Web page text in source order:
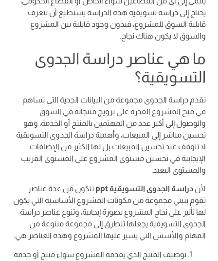
يحتاج إلى دراسة تسويقية هذه الدراسة يستطيع أن تتعرف
قابلية السوق للمشروع، فبدون وجود قابلية بين المشروع
والسوق لا يكون هناك نجاح.
ما هي عناصر دراسة الجدوى
التسويقية؟
تقدم دراسة الجدوى مجموعة من البيانات الجدية التي تساهم
في منح المشروع القدرة على ترويج منتجاته في السوق
والوصول إلى أكبر عدد من المهتمين بالمنتج أو الخدمة، وهو
تحسين مباشر إلى المبيعات، وأهمية دراسة الجدوى التسويقية
لا تتوقف عند تحسين المبيعات بل لها الكثير من الإضافات
الإيجابية في تحسين مستوى المشروع على المستوى القريب
والمستوى البعيد.
لأن دراسة الجدوى التسويقية ppt
تتكون من عدة عناصر
تقوم بتبني مجموعة من مكونات المشروع الأساسية التي يكون
لها تأثير على نجاح المشروع بصورة إيجابية، وتنوع عناصر دراسة
الجدوى التسويقية يجعلها تتطرق إلى مجموعة متنوعة من
المهام والأسس التي يسير عليها المشروع وهذه العناصر هي:
توصيف المنتج الذي يقدمه المشروع سواء منتج أو خدمة.